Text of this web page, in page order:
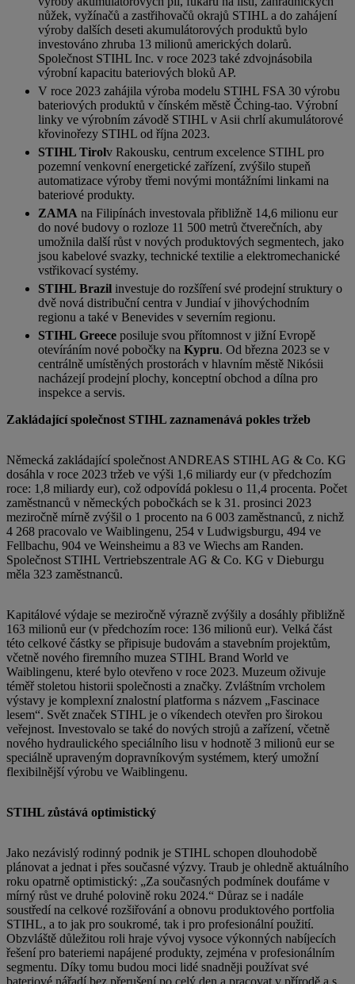
nůžek, vyžínačů a zastřihovačů okrajů STIHL a do zahájení
výroby dalších deseti akumulátorových produktů bylo
investováno zhruba 13 milionů amerických dolarů.
Společnost STIHL Inc. v roce 2023 také zdvojnásobila
výrobní kapacitu bateriových bloků AP.
V roce 2023 zahájila výroba modelu STIHL FSA 30 výrobu
bateriových produktů v čínském městě Čching-tao. Výrobní
linky ve výrobním závodě STIHL v Asii chrlí akumulátorové
křovinořezy STIHL od října 2023.
STIHL Tirolv Rakousku, centrum excelence STIHL pro
pozemní venkovní energetické zařízení, zvýšilo stupeň
automatizace výroby třemi novými montážními linkami na
bateriové produkty.
ZAMA na Filipínách investovala přibližně 14,6 milionu eur
do nové budovy o rozloze 11 500 metrů čtverečních, aby
umožnila další růst v nových produktových segmentech, jako
jsou kabelové svazky, technické textilie a elektromechanické
vstřikovací systémy.
STIHL Brazil investuje do rozšíření své prodejní struktury o
dvě nová distribuční centra v Jundiaí v jihovýchodním
regionu a také v Benevides v severním regionu.
STIHL Greece posiluje svou přítomnost v jižní Evropě
otevíráním nové pobočky na Kypru. Od března 2023 se v
centrálně umístěných prostorách v hlavním městě Nikósii
nacházejí prodejní plochy, konceptní obchod a dílna pro
inspekce a servis.
Zakládající společnost STIHL zaznamenává pokles tržeb
Německá zakládající společnost ANDREAS STIHL AG & Co. KG
dosáhla v roce 2023 tržeb ve výši 1,6 miliardy eur (v předchozím
roce: 1,8 miliardy eur), což odpovídá poklesu o 11,4 procenta. Počet
zaměstnanců v německých pobočkách se k 31. prosinci 2023
meziročně mírně zvýšil o 1 procento na 6 003 zaměstnanců, z nichž
4 268 pracovalo ve Waiblingenu, 254 v Ludwigsburgu, 494 ve
Fellbachu, 904 ve Weinsheimu a 83 ve Wiechs am Randen.
Společnost STIHL Vertriebszentrale AG & Co. KG v Dieburgu
měla 323 zaměstnanců.
Kapitálové výdaje se meziročně výrazně zvýšily a dosáhly přibližně
163 milionů eur (v předchozím roce: 136 milionů eur). Velká část
této celkové částky se připisuje budovám a stavebním projektům,
včetně nového firemního muzea STIHL Brand World ve
Waiblingenu, které bylo otevřeno v roce 2023. Muzeum oživuje
téměř stoletou historii společnosti a značky. Zvláštním vrcholem
výstavy je komplexní znalostní platforma s názvem „Fascinace
lesem“. Svět značek STIHL je o víkendech otevřen pro širokou
veřejnost. Investovalo se také do nových strojů a zařízení, včetně
nového hydraulického speciálního lisu v hodnotě 3 milionů eur se
speciálně upraveným dopravníkovým systémem, který umožní
flexibilnější výrobu ve Waiblingenu.
STIHL zůstává optimistický
Jako nezávislý rodinný podnik je STIHL schopen dlouhodobě
plánovat a jednat i přes současné výzvy. Traub je ohledně aktuálního
roku opatrně optimistický: „Za současných podmínek doufáme v
mírný růst ve druhé polovině roku 2024.“ Důraz se i nadále
soustředí na celkové rozšiřování a obnovu produktového portfolia
STIHL, a to jak pro soukromé, tak i pro profesionální použití.
Obzvláště důležitou roli hraje vývoj vysoce výkonných nabíjecích
řešení pro bateriemi napájené produkty, zejména v profesionálním
segmentu. Díky tomu budou moci lidé snadněji používat své
bateriové nářadí bez přerušení po celý den a pracovat v přírodě a s